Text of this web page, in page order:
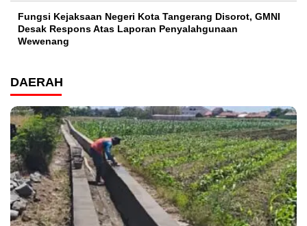
Fungsi Kejaksaan Negeri Kota Tangerang Disorot, GMNI
Desak Respons Atas Laporan Penyalahgunaan
Wewenang
DAERAH